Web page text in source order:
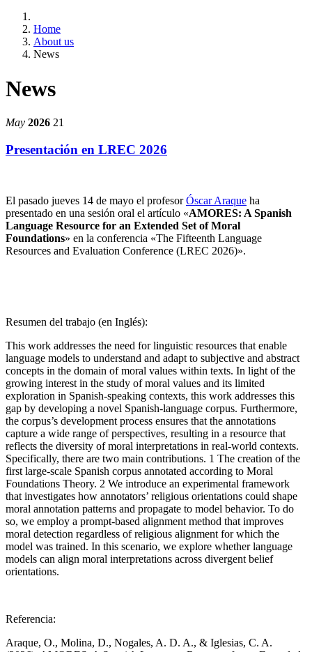
Home
About us
News
News
May 2026 21
Presentación en LREC 2026
El pasado jueves 14 de mayo el profesorÓscar Araque ha
presentado en una sesión oral el artículo «AMORES: A Spanish
Language Resource for an Extended Set of Moral
Foundations» en la conferencia «The Fifteenth Language
Resources and Evaluation Conference (LREC 2026)».
Resumen del trabajo (en Inglés):
This work addresses the need for linguistic resources that enable
language models to understand and adapt to subjective and abstract
concepts in the domain of moral values within texts. In light of the
growing interest in the study of moral values and its limited
exploration in Spanish-speaking contexts, this work addresses this
gap by developing a novel Spanish-language corpus. Furthermore,
the corpus’s development process ensures that the annotations
capture a wide range of perspectives, resulting in a resource that
reflects the diversity of moral interpretations in real-world contexts.
Specifically, there are two main contributions. 1 The creation of the
first large-scale Spanish corpus annotated according to Moral
Foundations Theory. 2 We introduce an experimental framework
that investigates how annotators’ religious orientations could shape
moral annotation patterns and propagate to model behavior. To do
so, we employ a prompt-based alignment method that improves
moral detection regardless of religious alignment for which the
model was trained. In this scenario, we explore whether language
models can align moral interpretations across divergent belief
orientations.
Referencia:
Araque, O., Molina, D., Nogales, A. D. A., & Iglesias, C. A.